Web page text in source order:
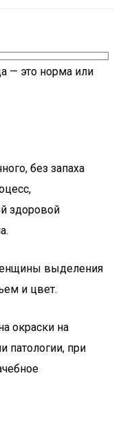
— это норма или
без запаха
здоровой
выделения
и цвет.
окраски на
патологии, при